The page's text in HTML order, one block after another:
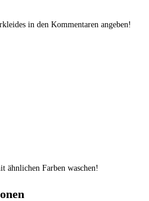
in den Kommentaren angeben!
ähnlichen Farben waschen!